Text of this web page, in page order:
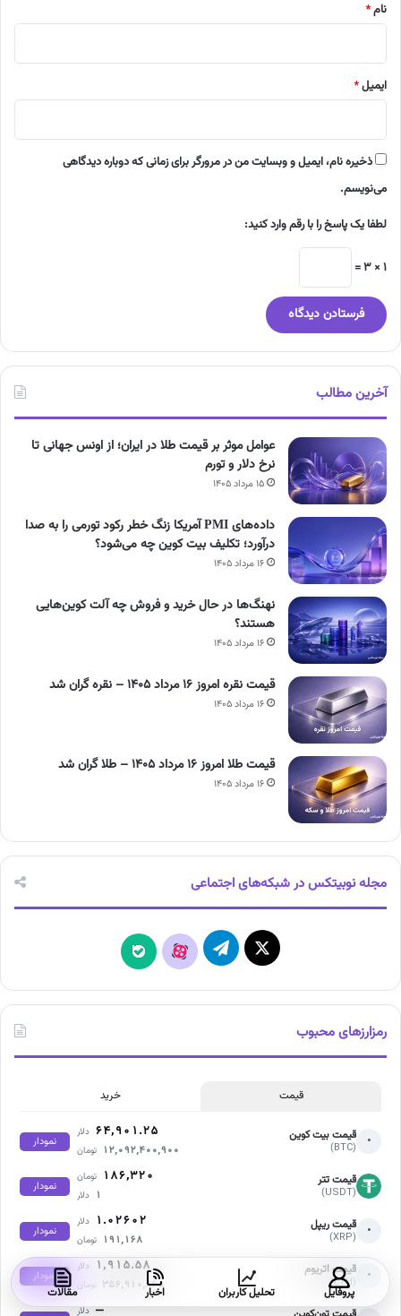
نام*
ایمیل*
ذخیره نام، ایمیل و وبسایت من در مرورگر برای زمانی که دوباره دیدگاهی
می‌نویسم.
لطفا یک پاسخ را با رقم وارد کنید:
1 × 3 =
آخرین مطالب
عوامل موثر بر قیمت طلا در ایران؛ از اونس جهانی تا
نرخ دلار و تورم
۱۵ مرداد ۱۴۰۵
داده‌های PMI آمریکا زنگ خطر رکود تورمی را به صدا
درآورد؛ تکلیف بیت کوین چه می‌شود؟
۱۶ مرداد ۱۴۰۵
نهنگ‌ها در حال خرید و فروش چه آلت کوین‌هایی
هستند؟
۱۶ مرداد ۱۴۰۵
قیمت نقره امروز ۱۶ مرداد ۱۴۰۵ – نقره گران شد
۱۶ مرداد ۱۴۰۵
قیمت طلا امروز ۱۶ مرداد ۱۴۰۵ – طلا گران شد
۱۶ مرداد ۱۴۰۵
مجله نوبیتکس در شبکه‌های اجتماعی
X تلگرام آپارات بله
رمزارزهای محبوب
قیمت خرید
• قیمت بیت کوین
(BTC)
۶۴,۹۰۱.۲۵ دلار
۱۲,۰۹۲,۴۰۰,۹۰۰ تومان
نمودار
قیمت تتر
(USDT)
۱۸۶,۳۲۰ تومان
۱ دلار
نمودار
• قیمت ریپل
(XRP)
۱.۰۲۶۰۲ دلار
۱۹۱,۱۶۸ تومان
نمودار
• قیمت اتریوم
(ETH)
۱,۹۱۵.۵۸ دلار
۳۵۶,۹۱۰,۸۶۵ تومان
نمودار
— دلار
پروفایل تحلیل کاربران اخبار مقالات